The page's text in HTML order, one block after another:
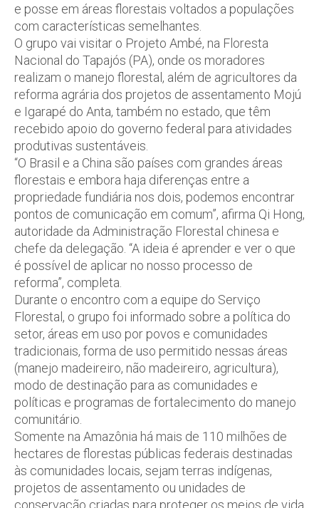
e posse em áreas florestais voltados a populações
com características semelhantes.
O grupo vai visitar o Projeto Ambé, na Floresta
Nacional do Tapajós (PA), onde os moradores
realizam o manejo florestal, além de agricultores da
reforma agrária dos projetos de assentamento Mojú
e Igarapé do Anta, também no estado, que têm
recebido apoio do governo federal para atividades
produtivas sustentáveis.
“O Brasil e a China são países com grandes áreas
florestais e embora haja diferenças entre a
propriedade fundiária nos dois, podemos encontrar
pontos de comunicação em comum”, afirma Qi Hong,
autoridade da Administração Florestal chinesa e
chefe da delegação. “A ideia é aprender e ver o que
é possível de aplicar no nosso processo de
reforma”, completa.
Durante o encontro com a equipe do Serviço
Florestal, o grupo foi informado sobre a política do
setor, áreas em uso por povos e comunidades
tradicionais, forma de uso permitido nessas áreas
(manejo madeireiro, não madeireiro, agricultura),
modo de destinação para as comunidades e
políticas e programas de fortalecimento do manejo
comunitário.
Somente na Amazônia há mais de 110 milhões de
hectares de florestas públicas federais destinadas
às comunidades locais, sejam terras indígenas,
projetos de assentamento ou unidades de
conservação criadas para proteger os meios de vida